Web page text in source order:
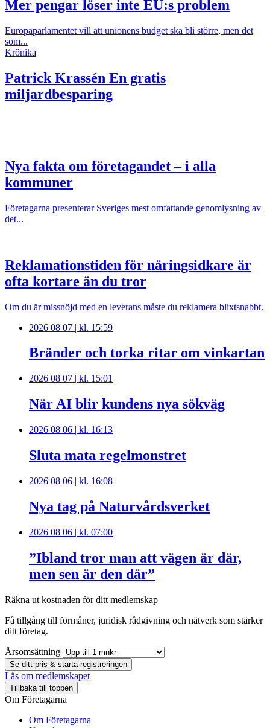
Mer pengar löser inte EU:s problem
Europaparlamentet vill att unionens budget ska bli större, men det
som...
Krönika
Patrick Krassén En gratis
miljardbesparing
Nya fakta om företagandet – i alla
kommuner
Företagarna presenterar Sveriges mest omfattande genomlysning av
det...
Reklamationstiden för näringsidkare är
ofta kortare än du tror
Om du är missnöjd med en leverans måste du reklamera blixtsnabbt.
2026 08 07 | kl. 15:59
Bränder och torka ritar om vinkartan
2026 08 07 | kl. 15:01
När AI blir kundens nya sökväg
2026 08 06 | kl. 16:13
Sluta mata regelmonstret
2026 08 06 | kl. 16:08
Nya tag på Naturvårdsverket
2026 08 06 | kl. 07:00
”Ibland tror man att vägen är där,
men sen är den där”
Räkna ut kostnaden för ditt medlemskap
Få tillgång till förmåner, juridisk rådgivning och nätverk som stärker
ditt företag.
Årsomsättning
Se ditt pris & starta registreringen
Läs om medlemskapet
Tillbaka till toppen
Om Företagarna
Om Företagarna